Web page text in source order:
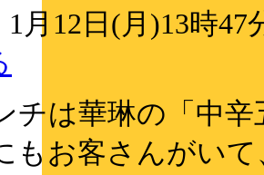
月12日(月)13時
チは華琳の「中
もお客さんがい